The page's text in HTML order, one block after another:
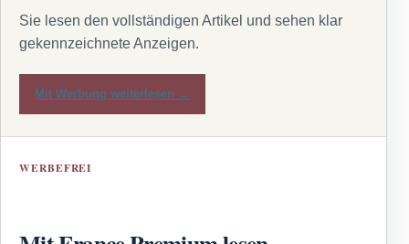
Sie lesen den vollständigen Artikel und sehen klar
gekennzeichnete Anzeigen.
Mit Werbung weiterlesen →
WERBEFREI